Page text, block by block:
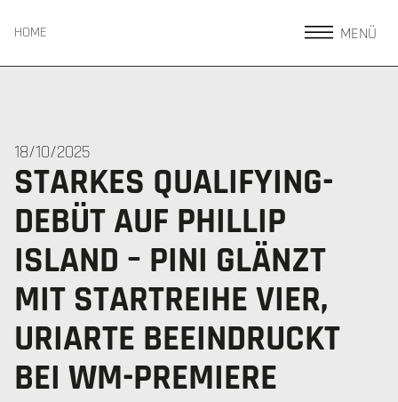
HOME MENÜ
18/10/2025
STARKES QUALIFYING-
DEBÜT AUF PHILLIP
ISLAND – PINI GLÄNZT
MIT STARTREIHE VIER,
URIARTE BEEINDRUCKT
BEI WM-PREMIERE